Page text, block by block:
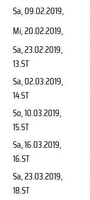
Sa, 09.02.2019,
Mi, 20.02.2019,
Sa, 23.02.2019,
13.ST
Sa, 02.03.2019,
14.ST
So, 10.03.2019,
15.ST
Sa, 16.03.2019,
16.ST
Sa, 23.03.2019,
18.ST